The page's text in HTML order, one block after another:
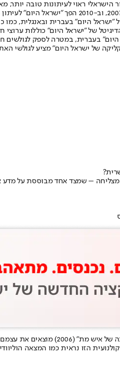
ראוי לעיתונות טובה יותר,
תשלום. המהדורה המודפסת הראשונה
של "ישראל היום" כוללות
היום" בעברית, במטרה לספק
של ישראל היום" מציע לגולשי
– שמצד אחד מבוססת על מדע
באחד הרגעים הבלתי נשכחים
הזו נראית כמו המצאה